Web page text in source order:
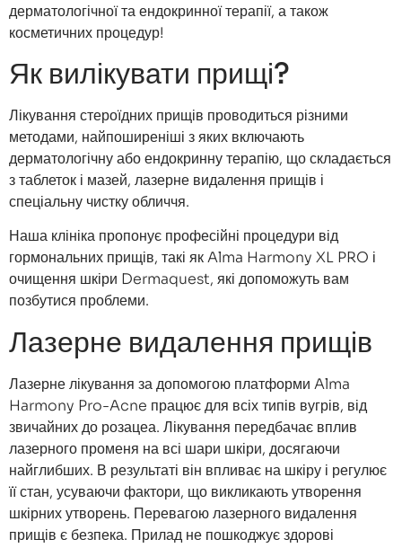
дерматологічної та ендокринної терапії, а також
косметичних процедур!
Як вилікувати прищі?
Лікування стероїдних прищів проводиться різними
методами, найпоширеніші з яких включають
дерматологічну або ендокринну терапію, що складається
з таблеток і мазей, лазерне видалення прищів і
спеціальну чистку обличчя.
Наша клініка пропонує професійні процедури від
гормональних прищів, такі як Alma Harmony XL PRO і
очищення шкіри Dermaquest, які допоможуть вам
позбутися проблеми.
Лазерне видалення прищів
Лазерне лікування за допомогою платформи Alma
Harmony Pro-Acne працює для всіх типів вугрів, від
звичайних до розацеа. Лікування передбачає вплив
лазерного променя на всі шари шкіри, досягаючи
найглибших. В результаті він впливає на шкіру і регулює
її стан, усуваючи фактори, що викликають утворення
шкірних утворень. Перевагою лазерного видалення
прищів є безпека. Прилад не пошкоджує здорові